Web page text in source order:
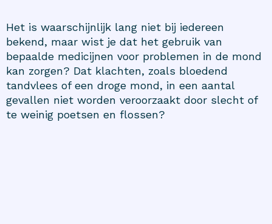
Het is waarschijnlijk lang niet bij iedereen
bekend, maar wist je dat het gebruik van
bepaalde medicijnen voor problemen in de mond
kan zorgen? Dat klachten, zoals bloedend
tandvlees of een droge mond, in een aantal
gevallen niet worden veroorzaakt door slecht of
te weinig poetsen en flossen?